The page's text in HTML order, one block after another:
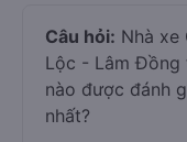
Câu hỏi: Nhà xe
Lộc - Lâm Đồng
nào được đánh
nhất?